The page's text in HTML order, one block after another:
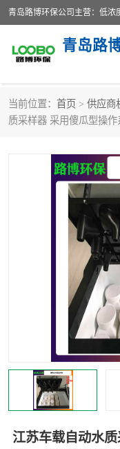
青岛路
当前位置： 首页 > 供应商
质采样器 采用傻瓜型操
江苏车载自动水
生物安全柜
水质检测仪
恒温恒湿称重系统
实验室仪器
便携式水质采样器
便携式超声波明渠
LB-4200高锰酸盐
烟尘烟气设备
粉尘设备